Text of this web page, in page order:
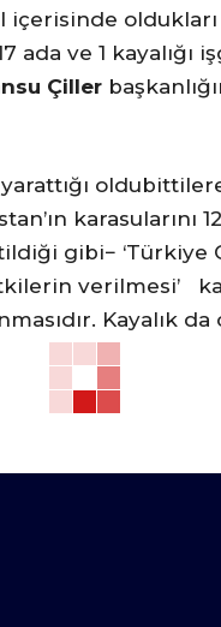
içerisinde
ada ve 1
Çiller
yarattığı
karasularını
gibi−
verilmesi’
Kayalık